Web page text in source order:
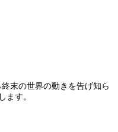
末の世界の動きを告げ知ら
ます。